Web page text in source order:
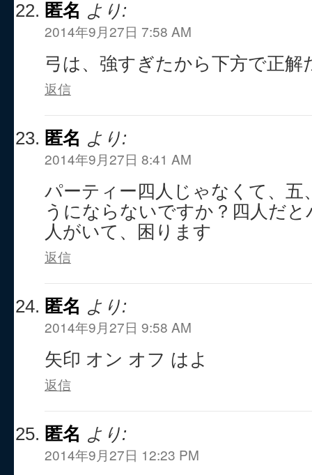
匿名 より:
2014年9月27日 7:58 AM
弓は、強すぎたから下方で正解
返信
匿名 より:
2014年9月27日 8:41 AM
パーティー四人じゃなくて、五
うにならないですか？四人だ
人がいて、困ります
返信
匿名 より:
2014年9月27日 9:58 AM
矢印 オン オフ はよ
返信
匿名 より:
2014年9月27日 12:23 PM